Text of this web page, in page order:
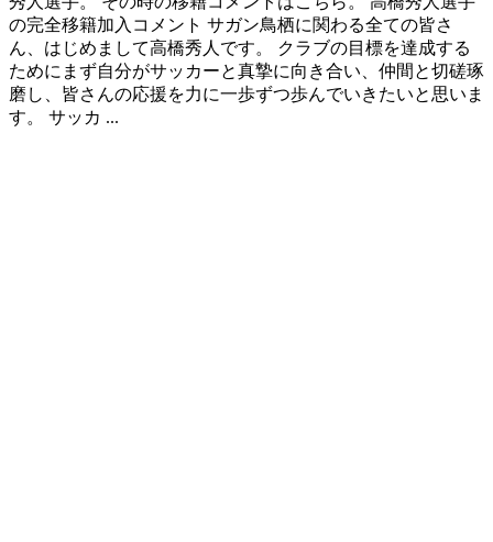
の完全移籍加入コメント サガン鳥栖に関わる全ての皆さ
ん、はじめまして高橋秀人です。 クラブの目標を達成する
ためにまず自分がサッカーと真摯に向き合い、仲間と切磋琢
磨し、皆さんの応援を力に一歩ずつ歩んでいきたいと思いま
す。 サッカ ...